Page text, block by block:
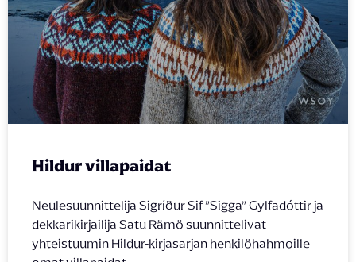
Hildur villapaidat
Neulesuunnittelija Sigríður Sif ”Sigga” Gylfadóttir ja
dekkarikirjailija Satu Rämö suunnittelivat
yhteistuumin Hildur-kirjasarjan henkilöhahmoille